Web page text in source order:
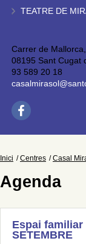
TEATRE DE
Carrer de
08195 Sant Cugat
93 589 20 18
Inici Centres Casal
Agenda
Espai familiar
SETEMBRE